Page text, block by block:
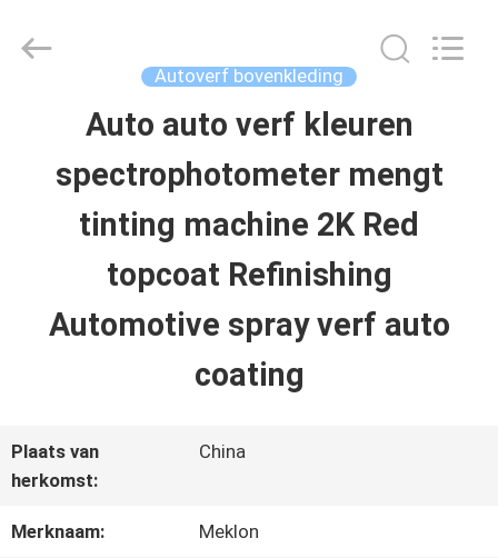
THUIS
PRODUCTEN
Meklon
Autoverf bovenkleding
Auto auto verf kleuren
spectrophotometer mengt
tinting machine 2K Red
topcoat Refinishing
Automotive spray verf auto
coating
Plaats van
herkomst:
China
Merknaam: Meklon